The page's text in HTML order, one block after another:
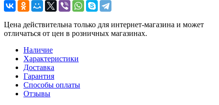
Цена действительна только для интернет-магазина и может
отличаться от цен в розничных магазинах.
Наличие
Характеристики
Доставка
Гарантия
Способы оплаты
Отзывы